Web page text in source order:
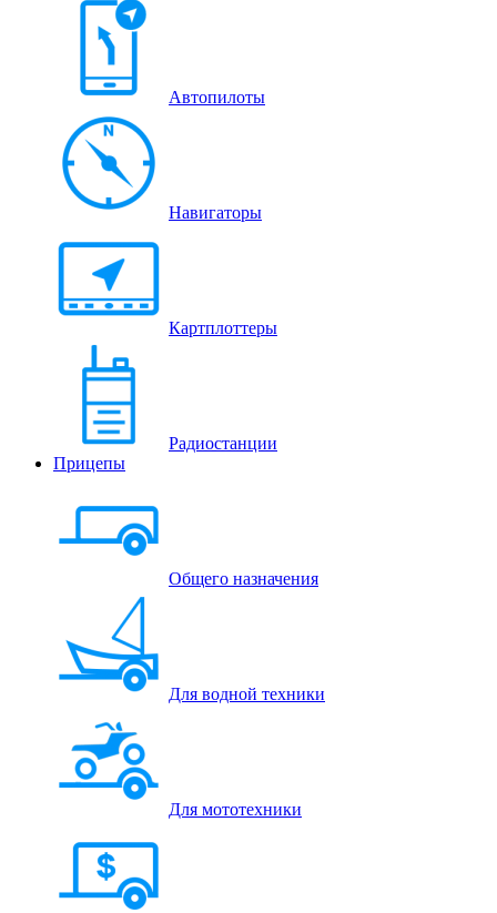
Автопилоты
Навигаторы
Картплоттеры
Радиостанции
Прицепы
Общего назначения
Для водной техники
Для мототехники